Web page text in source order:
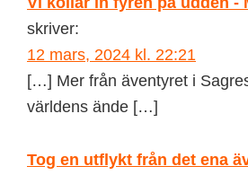
skriver:
12 mars, 2024 kl. 22:21
[…] Mer från äventyret i
världens ände […]
Tog en utflykt från det ena